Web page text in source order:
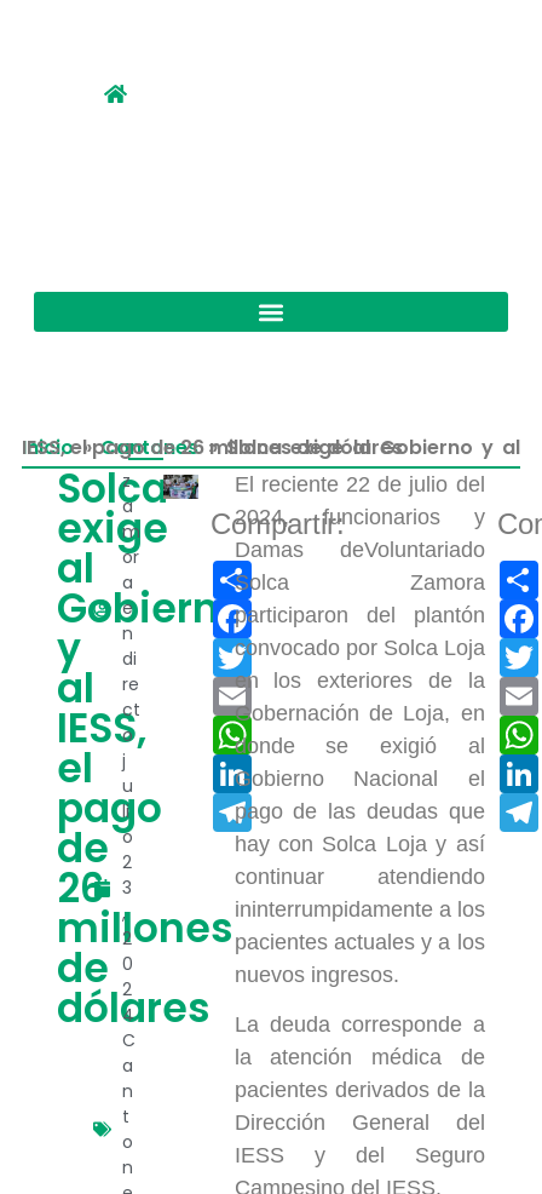
Inicio»Cantones»
Solca exige al Gobierno y al IESS, el pago de 26 millones de dólares
Solca
exige
al
Gobierno
y
al
IESS,
el
pago
de
26
millones
de
dólares
z
a
m
or
a
e
n
di
re
ct
o
j
u
li
o
2
3
,
2
0
2
4
C
a
n
t
o
n
Compartir:
Compartir
Facebook
Twitter
Email
WhatsApp
LinkedIn
Telegram
El reciente 22 de julio del
2024, funcionarios y
Damas deVoluntariado
Solca Zamora
participaron del plantón
convocado por Solca Loja
en los exteriores de la
Gobernación de Loja, en
donde se exigió al
Gobierno Nacional el
pago de las deudas que
hay con Solca Loja y así
continuar atendiendo
ininterrumpidamente a los
pacientes actuales y a los
nuevos ingresos.
La deuda corresponde a
la atención médica de
pacientes derivados de la
Dirección General del
IESS y del Seguro
Campesino del IESS.